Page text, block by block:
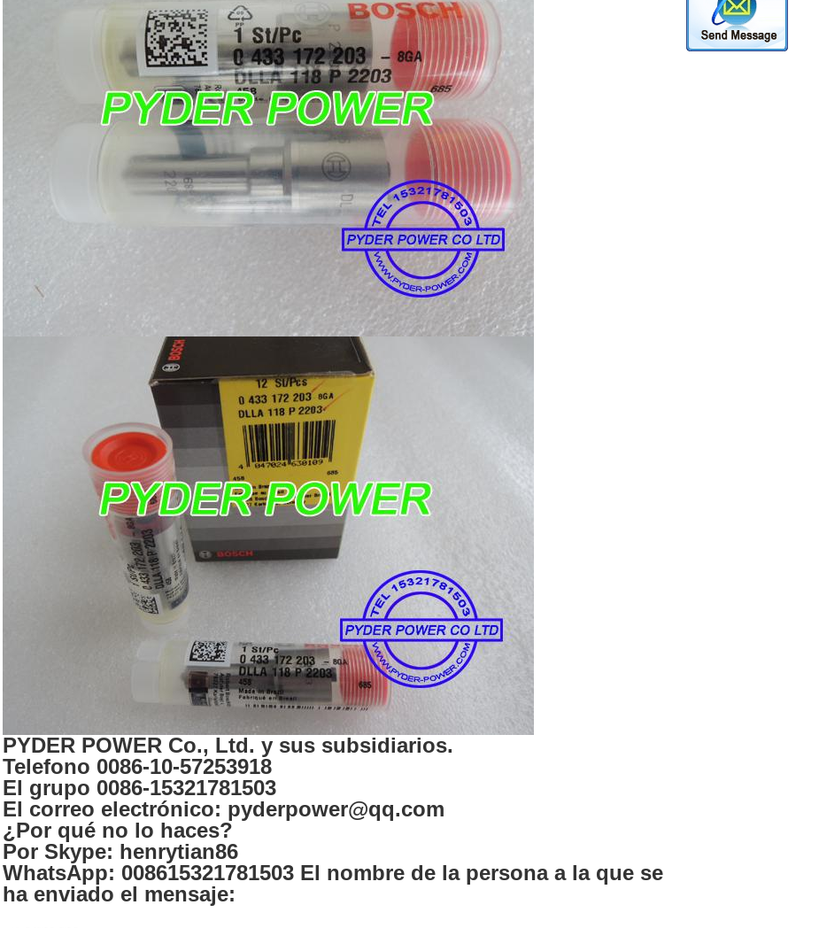
PYDER POWER Co., Ltd. y sus subsidiarios.
Telefono 0086-10-57253918
El grupo 0086-15321781503
El correo electrónico: pyderpower@qq.com
¿Por qué no lo haces?
Por Skype: henrytian86
WhatsApp: 008615321781503 El nombre de la persona a la que se
ha enviado el mensaje: